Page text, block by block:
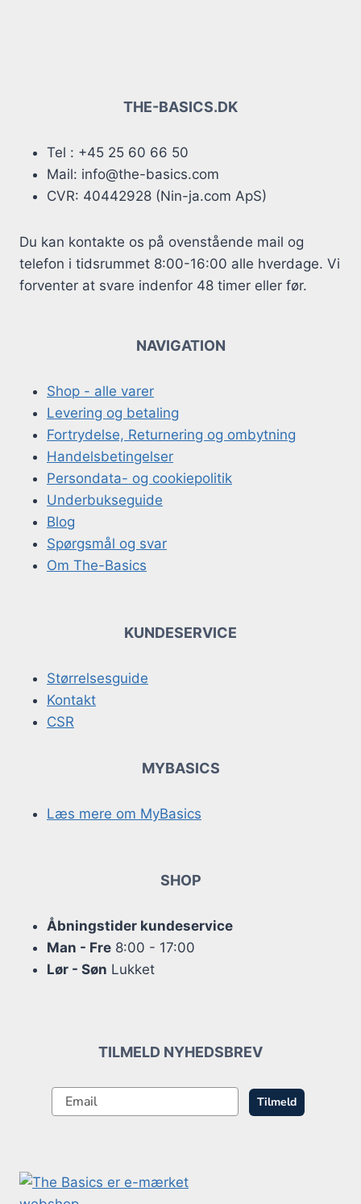
THE-BASICS.DK
Tel : +45 25 60 66 50
Mail: info@the-basics.com
CVR: 40442928 (Nin-ja.com ApS)
Du kan kontakte os på ovenstående mail og
telefon i tidsrummet 8:00-16:00 alle hverdage. Vi
forventer at svare indenfor 48 timer eller før.
NAVIGATION
Shop - alle varer
Levering og betaling
Fortrydelse, Returnering og ombytning
Handelsbetingelser
Persondata- og cookiepolitik
Underbukseguide
Blog
Spørgsmål og svar
Om The-Basics
KUNDESERVICE
Størrelsesguide
Kontakt
CSR
MYBASICS
Læs mere om MyBasics
SHOP
Åbningstider kundeservice
Man - Fre 8:00 - 17:00
Lør - Søn Lukket
TILMELD NYHEDSBREV
Tilmeld